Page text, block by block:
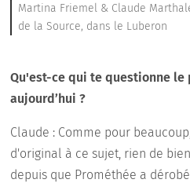
Martina Friemel & Claude
de la Source, dans le Luberon
Qu'est-ce qui te questionne
aujourd’hui ?
Claude : Comme pour
d'original à ce sujet, rien de
depuis que Prométhée a